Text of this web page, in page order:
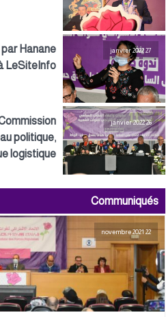
27 janvier 2022
Hanane
LeSiteInfo
26 janvier 2022
politique,
logistique
Communiqués
22 novembre 2021